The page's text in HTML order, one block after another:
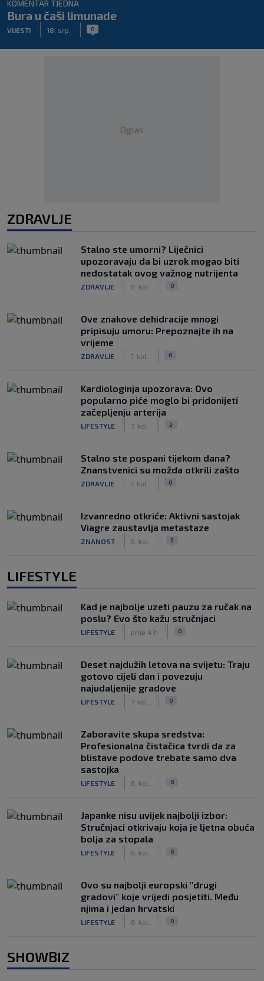
KOMENTAR TJEDNA
Bura u čaši limunade
VIJESTI
|
18. srp.
| 0
Oglas
ZDRAVLJE
Stalno ste umorni? Liječnici
upozoravaju da bi uzrok mogao biti
nedostatak ovog važnog nutrijenta
ZDRAVLJE 8. kol. 0
Ove znakove dehidracije mnogi
pripisuju umoru: Prepoznajte ih na
vrijeme
ZDRAVLJE 7. kol. 0
Kardiologinja upozorava: Ovo
popularno piće moglo bi pridonijeti
začepljenju arterija
LIFESTYLE 7. kol. 2
Stalno ste pospani tijekom dana?
Znanstvenici su možda otkrili zašto
ZDRAVLJE 7. kol. 0
Izvanredno otkriće: Aktivni sastojak
Viagre zaustavlja metastaze
ZNANOST 6. kol. 2
LIFESTYLE
Kad je najbolje uzeti pauzu za ručak na
poslu? Evo što kažu stručnjaci
LIFESTYLE prije 4 h 0
Deset najdužih letova na svijetu: Traju
gotovo cijeli dan i povezuju
najudaljenije gradove
LIFESTYLE 7. kol. 0
Zaboravite skupa sredstva:
Profesionalna čistačica tvrdi da za
blistave podove trebate samo dva
sastojka
LIFESTYLE 6. kol. 0
Japanke nisu uvijek najbolji izbor:
Stručnjaci otkrivaju koja je ljetna obuća
bolja za stopala
LIFESTYLE 6. kol. 0
Ovo su najbolji europski "drugi
gradovi" koje vrijedi posjetiti. Među
njima i jedan hrvatski
LIFESTYLE 6. kol. 0
SHOWBIZ